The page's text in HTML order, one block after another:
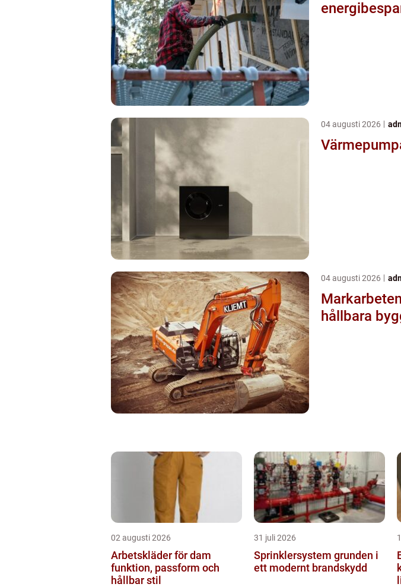
04 augusti 2026
04 augusti 2026
Markarbeten växjö
hållbara
02 augusti 2026
Arbetskläder för dam
funktion, passform och
hållbar stil
31 juli 2026
Sprinklersystem grunden i
ett modernt brandskydd